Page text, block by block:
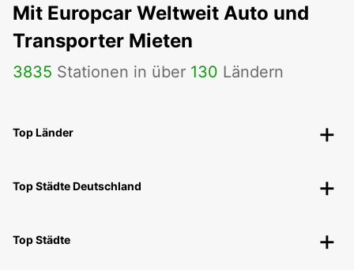
Mit Europcar Weltweit Auto und
Transporter Mieten
3835 Stationen in über 130 Ländern
Top Länder
Top Städte Deutschland
Top Städte